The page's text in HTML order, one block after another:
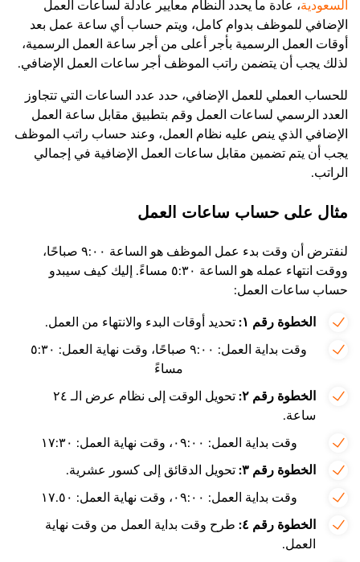
السعودية، عادة ما يحدد النظام معايير عادلة لساعات العمل
الإضافي للموظف بدوام كامل، ويتم حساب أي ساعة عمل بعد
أوقات العمل الرسمية بأجر أعلى من أجر ساعة العمل الرسمية،
لذلك يجب أن يتضمن راتب الموظف أجر ساعات العمل الإضافي.
للحساب العملي للعمل الإضافي، حدد عدد الساعات التي تتجاوز
العدد الرسمي لساعات العمل وقم بتطبيق مقابل ساعة العمل
الإضافي الذي ينص عليه نظام العمل، وعند حساب راتب الموظف
يجب أن يتم تضمين مقابل ساعات العمل الإضافية في إجمالي
الراتب.
مثال على حساب ساعات العمل
لنفترض أن وقت بدء عمل الموظف هو الساعة ۹:۰۰ صباحًا،
ووقت انتهاء عمله هو الساعة ٥:۳۰ مساءً. إليك كيف سيبدو
حساب ساعات العمل:
الخطوة رقم ١:تحديد أوقات البدء والانتهاء من العمل.
وقت بداية العمل: ۹:۰۰ صباحًا، وقت نهاية العمل: ٥:۳۰
مساءً
الخطوة رقم ٢:
تحويل الوقت إلى نظام عرض الـ ۲٤
ساعة.
وقت بداية العمل: ۰۹:۰۰، وقت نهاية العمل: ۱۷:۳۰
الخطوة رقم ٣:تحويل الدقائق إلى كسور عشرية.
وقت بداية العمل: ۰۹:۰۰، وقت نهاية العمل: ۱۷.٥۰
الخطوة رقم ٤: طرح وقت بداية العمل من وقت نهاية
العمل.